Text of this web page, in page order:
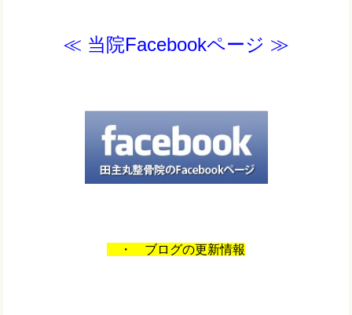
≪ 当院Facebookページ ≫
・ ブログの更新情報